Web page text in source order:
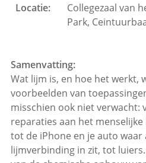
Locatie:
Collegezaal van
Park,
Samenvatting:
Wat lijm is, en hoe het werkt,
voorbeelden van
misschien ook niet verwacht:
reparaties aan het
tot de iPhone en je auto waar
lijmverbinding in zit, tot